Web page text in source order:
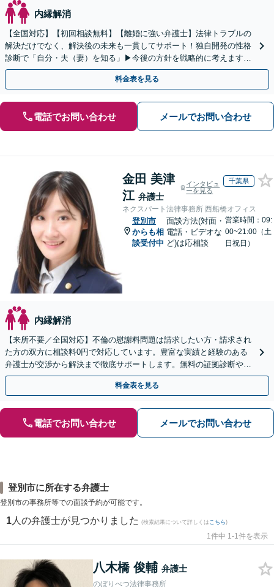
内縁解消
【全国対応】【初回相談無料】【離婚に強い弁護士】法律トラブルの
解決だけでなく、解決後の未来も一貫してサポート！独自開発の性格
診断で「自分・夫（妻）を知る」▶︎今後の方針を戦略的に考えます！
【休日夜間／オンライン相談OK】
料金表を見る
電話でお問い合わせ メールでお問い合わせ
金田 美津
江 弁護士
インタビュ
ーを見る
千葉県
ネクスパート法律事務所 西船橋オフィス
登別市
からも相
談受付中
面談方法(対面・
電話・ビデオな
ど)は応相談
営業時間：09:
00~21:00（土
日祝日）
内縁解消
【来所不要／全国対応】不倫の慰謝料問題は請求したい方・請求され
た方の双方に相談料0円で対応しています。豊富な実績と経験のある
弁護士が交渉から解決まで徹底サポートします。無料の証拠診断や着
手金の返還保証もありますので安心してご相談ください。
料金表を見る
電話でお問い合わせ メールでお問い合わせ
登別市に所在する弁護士
登別市の事務所等での面談予約が可能です。
1 人の弁護士が見つかりました (検索結果について詳しくは こちら)
1件中 1-1件を表示
八木橋 俊輔 弁護士
のぼりべつ法律事務所